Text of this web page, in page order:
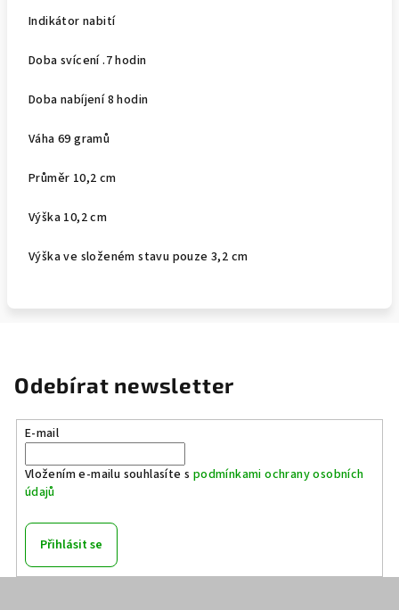
Indikátor nabití
Doba svícení .7 hodin
Doba nabíjení 8 hodin
Váha 69 gramů
Průměr 10,2 cm
Výška 10,2 cm
Výška ve složeném stavu pouze 3,2 cm
Odebírat newsletter
E-mail
Vložením e-mailu souhlasíte s podmínkami ochrany osobních
údajů
Přihlásit se